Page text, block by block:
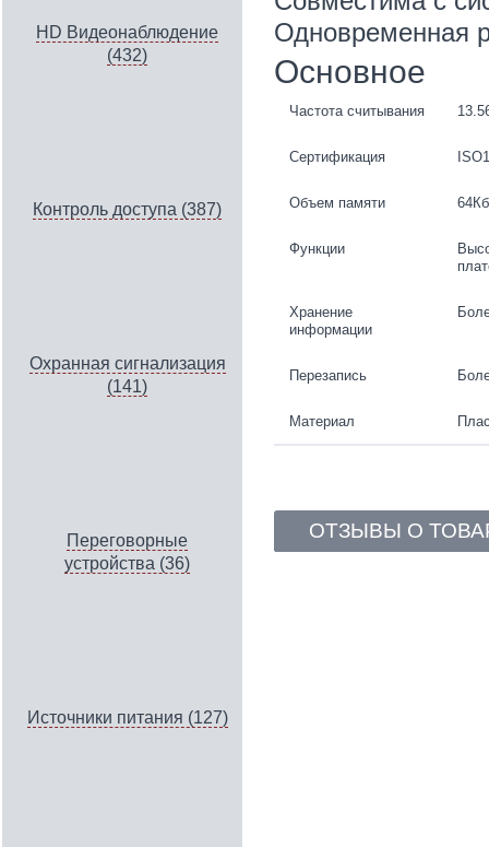
HD Видеонаблюдение
(432)
Контроль доступа (387)
Охранная сигнализация
(141)
Переговорные
устройства (36)
Источники питания (127)
Одновременная
Основное
Частота считывания
Сертификация
Объем памяти 64Кб
Функции
Хранение
информации
Перезапись
Материал
ОТЗЫВЫ О